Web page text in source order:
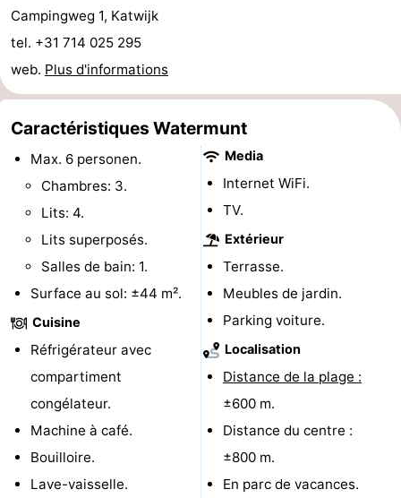
Terrains
de
golf
-
Surfen
-
Peche
Sportive
-
Equitation
Boire
manger
Pratiques
Route
Stationnement
Adresses
Médicales
Région
Hollande-
Campingweg 1, Katwijk
tel. +31 714 025 295
web. Plus d'informations
Caractéristiques Watermunt
Max. 6 personen.
Chambres: 3.
Lits: 4.
Lits superposés.
Salles de bain: 1.
Surface au sol: ±44 m².
Cuisine
Réfrigérateur avec
compartiment
congélateur.
Machine à café.
Bouilloire.
Lave-vaisselle.
Media
Internet WiFi.
TV.
Extérieur
Terrasse.
Meubles de jardin.
Parking voiture.
Localisation
Distance de la plage :
±600 m.
Distance du centre :
±800 m.
En parc de vacances.